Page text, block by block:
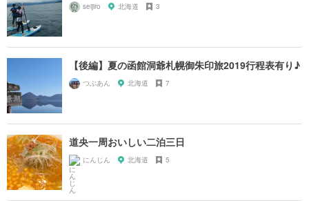
seijiro 北海道 3
【後編】夏の函館洞爺札幌御朱印旅2019行程表有り♪
つぶあん 北海道 7
道央一周おいしい二泊三日
にんじん 北海道 5